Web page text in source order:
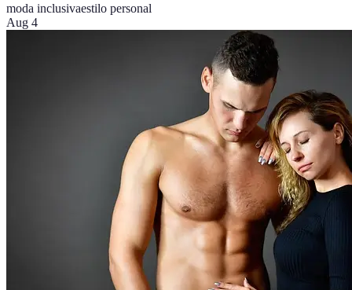
moda inclusivaestilo personal
Aug 4